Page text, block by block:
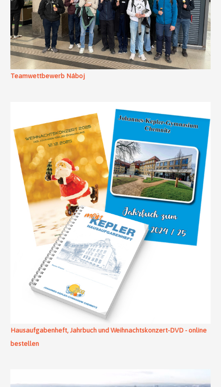
Teamwettbewerb Náboj
Hausaufgabenheft, Jahrbuch und Weihnachtskonzert-DVD - online
bestellen